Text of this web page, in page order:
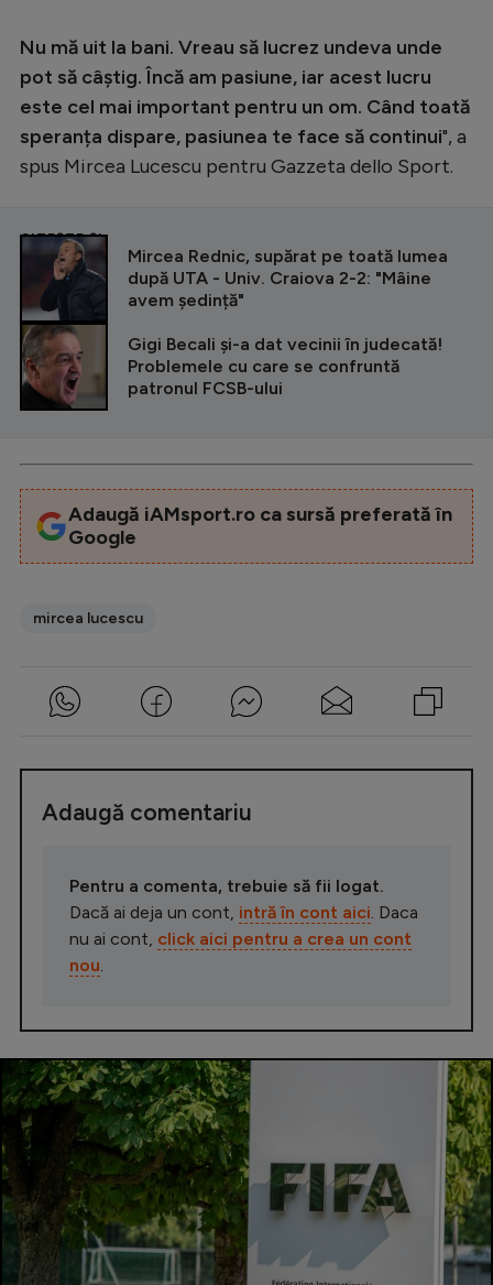
Nu mă uit la bani. Vreau să lucrez undeva unde
pot să câștig. Încă am pasiune, iar acest lucru
este cel mai important pentru un om. Când toată
speranța dispare, pasiunea te face să continui", a
spus Mircea Lucescu pentru Gazzeta dello Sport.
CITEȘTE ȘI
Mircea Rednic, supărat pe toată lumea
după UTA - Univ. Craiova 2-2: "Mâine
avem ședință"
Gigi Becali și-a dat vecinii în judecată!
Problemele cu care se confruntă
patronul FCSB-ului
Adaugă iAMsport.ro ca sursă preferată în
Google
mircea lucescu
Adaugă comentariu
Pentru a comenta, trebuie să fii logat.
Dacă ai deja un cont, intră în cont aici . Daca
nu ai cont, click aici pentru a crea un cont
nou